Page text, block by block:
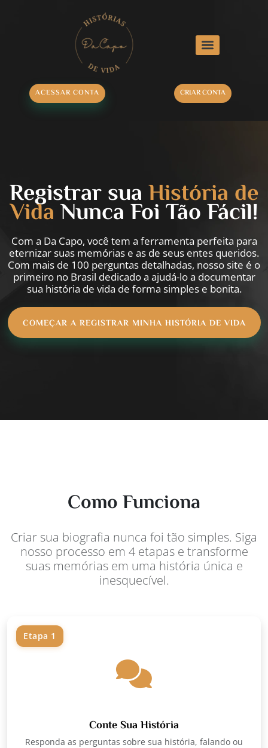
ACESSAR CONTA CRIAR CONTA
Registrar suaHistória de
Vida Nunca Foi Tão Fácil!
Com a Da Capo, você tem a ferramenta perfeita para
eternizar suas memórias e as de seus entes queridos.
Com mais de 100 perguntas detalhadas, nosso site é o
primeiro no Brasil dedicado a ajudá-lo a documentar
sua história de vida de forma simples e bonita.
COMEÇAR A REGISTRAR MINHA HISTÓRIA DE VIDA
Como Funciona
Criar sua biografia nunca foi tão simples. Siga
nosso processo em 4 etapas e transforme
suas memórias em uma história única e
inesquecível.
Etapa 1
Conte Sua História
Responda as perguntas sobre sua história, falando ou